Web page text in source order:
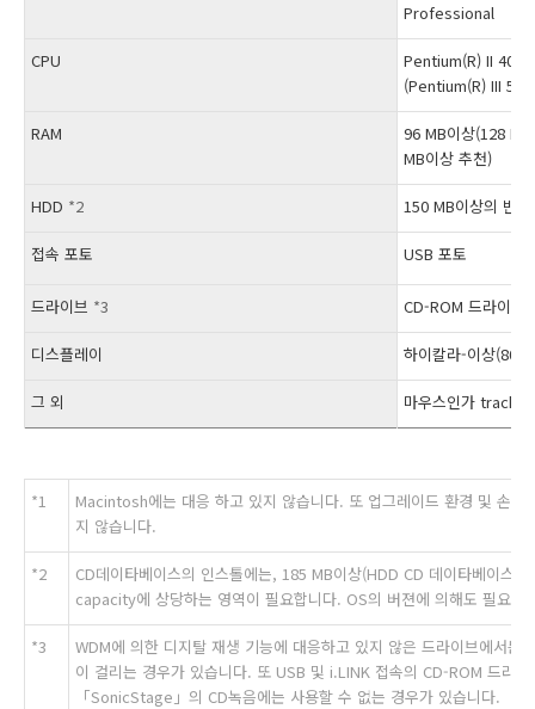
Professional
CPU
Pentium(R) II 400
(Pentium(R) III
RAM
96 MB이상(128
MB이상 추천)
HDD *2 150 MB이상의 빈
접속 포토 USB 포토
드라이브 *3 CD-ROM 드라이브
디스플레이 하이칼라-이상
그 외 마우스인가 track
*1
Macintosh에는 대응 하고 있지 않습니다. 또 업그레이드 환경 및 손님
지 않습니다.
*2
CD데이타베이스의 인스톨에는, 185 MB이상(HDD CD 데이타베이스
capacity에 상당하는 영역이 필요합니다. OS의 버젼에 의해도 필요한
*3
WDM에 의한 디지탈 재생 기능에 대응하고 있지 않은 드라이브에서는
이 걸리는 경우가 있습니다. 또 USB 및 i.LINK 접속의 CD-ROM 드
「SonicStage」의 CD녹음에는 사용할 수 없는 경우가 있습니다.